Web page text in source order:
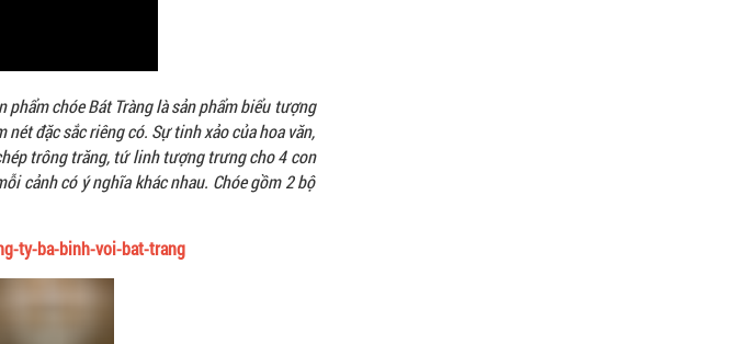
phẩm chóe Bát Tràng là sản phẩm biểu tượng
đặc sắc riêng có. Sự tinh xảo của hoa văn,
trông trăng, tứ linh tượng trưng cho 4 con
cảnh có ý nghĩa khác nhau. Chóe gồm 2 bộ
ty-ba-binh-voi-bat-trang